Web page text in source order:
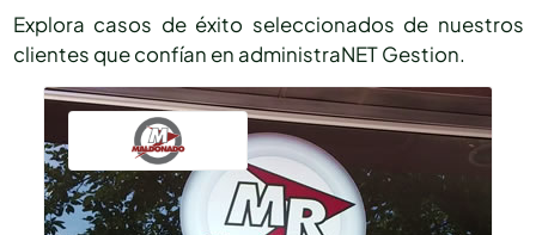
Explora casos de éxito seleccionados de nuestros
clientes que confían en administraNET Gestion.